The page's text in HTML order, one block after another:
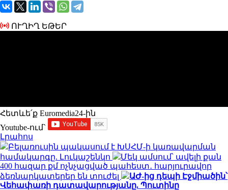
ՈՒՂԻՂ ԵԹԵՐ
Հետևե՛ք Euromedia24-ին
Youtube-ում`
Լրահոս
Բելառուսին պակասում է ԽՍՀՄ-ի կառավարման
համակարգը. Լուկաշենկո
Մեկ ամսում՝ ավելի քան
400 հազար քմ ոչնչացված պահեստ․ հարյուրավոր
ձեռնարկատերեր են տուժել
ԱԺ-ից դեպի Էջմիածին՝
Վեհափառի դատավարությանը. Պուտինը